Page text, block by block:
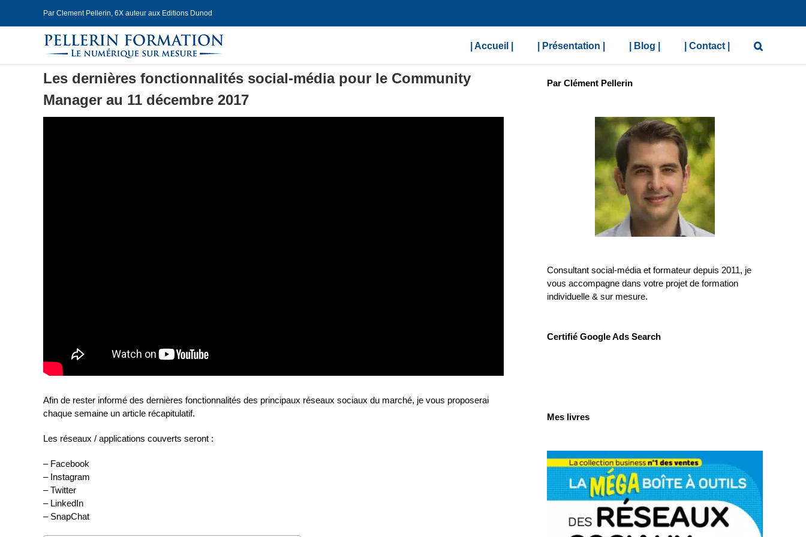
Par Clement Pellerin, 6X auteur aux Editions Dunod
| Accueil | | Présentation | | Blog | | Contact |
Les dernières fonctionnalités social-média pour le Community
Manager au 11 décembre 2017
Afin de rester informé des dernières fonctionnalités des principaux réseaux sociaux du marché, je vous proposerai
chaque semaine un article récapitulatif.
Les réseaux / applications couverts seront :
– Facebook
– Instagram
– Twitter
– LinkedIn
– SnapChat
Par Clément Pellerin
Consultant social-média et formateur depuis 2011, je
vous accompagne dans votre projet de formation
individuelle & sur mesure.
Certifié Google Ads Search
Mes livres